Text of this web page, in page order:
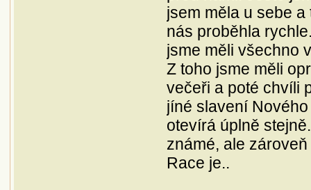
jsem měla u sebe
nás proběhla
jsme měli všechno
Z toho jsme měli
večeři a poté chvíli
jíné slavení
otevírá úplně
známé, ale
Race je..